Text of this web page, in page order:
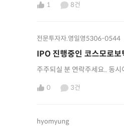
1 8건
전문투자자.영일영5306-0544
IPO 진행중인 코스모로보
주주되실 분
0 3건
hyomyung